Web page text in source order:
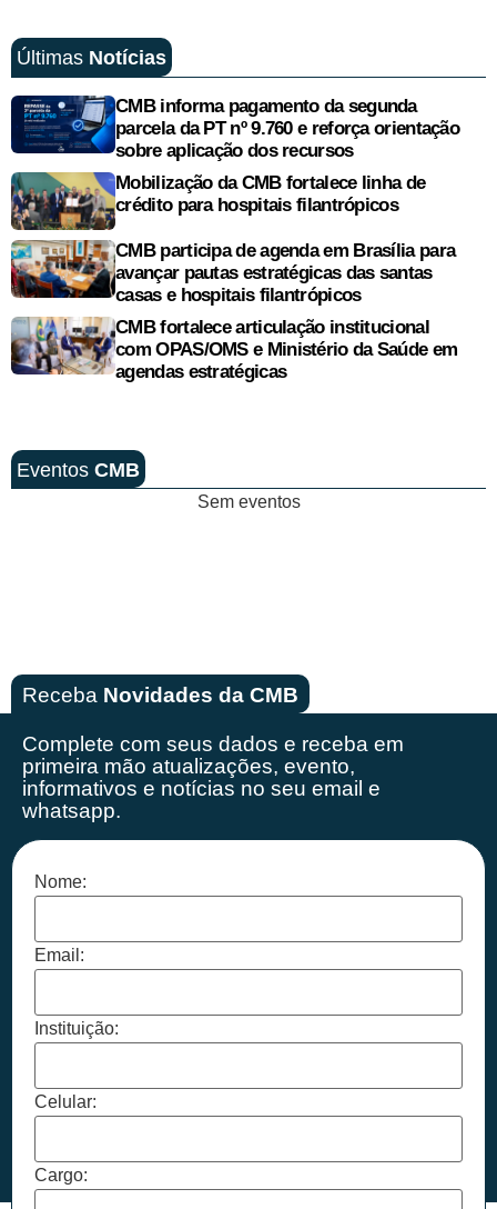
Últimas Notícias
CMB informa pagamento da segunda
parcela da PT nº 9.760 e reforça orientação
sobre aplicação dos recursos
Mobilização da CMB fortalece linha de
crédito para hospitais filantrópicos
CMB participa de agenda em Brasília para
avançar pautas estratégicas das santas
casas e hospitais filantrópicos
CMB fortalece articulação institucional
com OPAS/OMS e Ministério da Saúde em
agendas estratégicas
Eventos CMB
Sem eventos
Receba Novidades da CMB
Complete com seus dados e receba em
primeira mão atualizações, evento,
informativos e notícias no seu email e
whatsapp.
Nome:
Email:
Instituição:
Celular:
Cargo: